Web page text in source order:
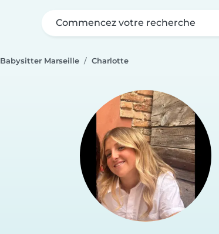
Commencez votre recherche
Babysitter Marseille Charlotte